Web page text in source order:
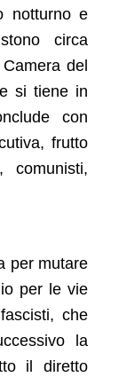
notturno e
circa
del
si tiene in
con
frutto
comunisti,
per mutare
per le vie
che
la
il diretto